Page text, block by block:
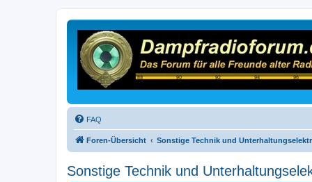
FAQ
Foren-Übersicht Sonstige Technik und
Sonstige Technik und